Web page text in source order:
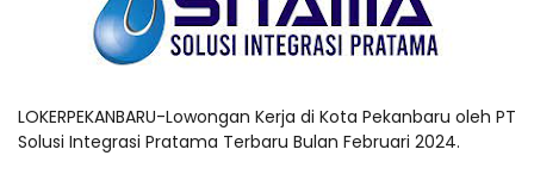
LOKERPEKANBARU-Lowongan Kerja di Kota Pekanbaru oleh PT
Solusi Integrasi Pratama Terbaru Bulan Februari 2024.